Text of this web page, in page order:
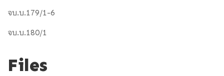
จบ.บ.179/1-6
จบ.บ.180/1
Files